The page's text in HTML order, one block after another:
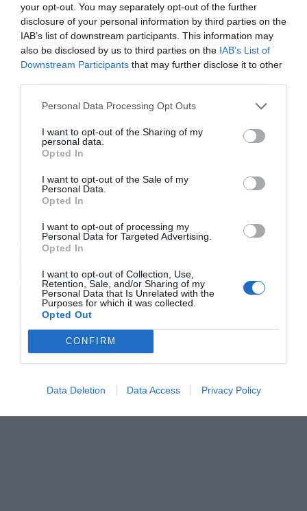
your opt-out. You may separately opt-out of the further
disclosure of your personal information by third parties on the
IAB’s list of downstream participants. This information may
also be disclosed by us to third parties on the IAB’s List of
Downstream Participants that may further disclose it to other
Personal Data Processing Opt Outs
I want to opt-out of the Sharing of my
personal data.
Opted In
I want to opt-out of the Sale of my
Personal Data.
Opted In
I want to opt-out of processing my
Personal Data for Targeted Advertising.
Opted In
I want to opt-out of Collection, Use,
Retention, Sale, and/or Sharing of my
Personal Data that Is Unrelated with the
Purposes for which it was collected.
Opted Out
CONFIRM
Data Deletion Data Access Privacy Policy
Άλμα 21,2% στα κρατικά έσοδα από μεταβιβάσεις
ακινήτων
Τα high tech δώρα του Τασούλα σε
ευρωβουλευτές και φωτορεπόρτερ, η τουριστική
στρατηγική του Τζιτζικώστα και η αναδρομική
επανεξέταση των αιτήσεων αναπηρίας
Μολάοι: Το ΥΠΕΝ μελετά τα πρώτα
συμπεράσματα από τη Rockfire
Εγγραφή στο
newsletter
Αποδέχομαι τους